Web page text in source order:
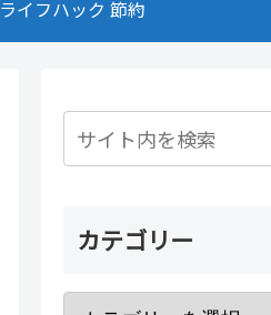
ライフハック 節約
カテゴリー